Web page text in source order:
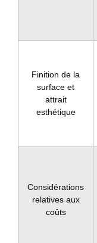
Finition de la
surface et
attrait
esthétique
Considérations
relatives aux
coûts